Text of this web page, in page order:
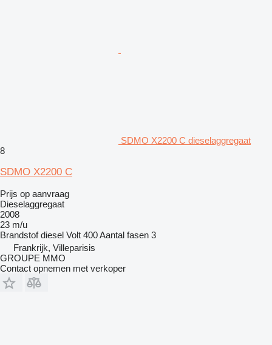
SDMO X2200 C dieselaggregaat
8
SDMO X2200 C
Prijs op aanvraag
Dieselaggregaat
2008
23 m/u
Brandstof diesel Volt 400Aantal fasen 3
Frankrijk, Villeparisis
GROUPE MMO
Contact opnemen met verkoper